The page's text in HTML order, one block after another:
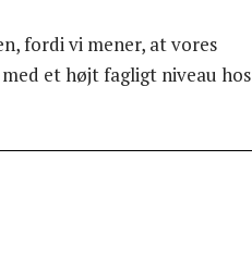
fordi vi mener, at vores
et højt fagligt niveau